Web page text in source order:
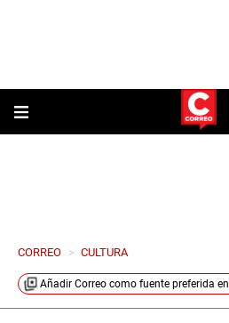
CORREO > CULTURA
Añadir Correo como fuente preferida en